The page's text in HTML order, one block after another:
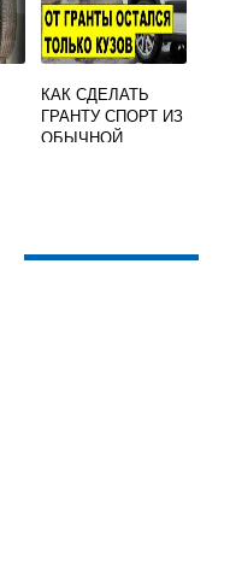
КАК СДЕЛАТЬ
ГРАНТУ СПОРТ ИЗ
ОБЫЧНОЙ